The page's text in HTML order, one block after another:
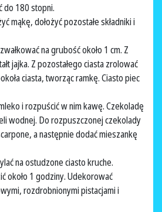
do 180 stopni.
mąkę, dołożyć pozostałe składniki i
na grubość około 1 cm. Z
jajka. Z pozostałego ciasta zrolować
ciasta, tworząc ramkę. Ciasto piec
i rozpuścić w nim kawę. Czekoladę
wodnej. Do rozpuszczonej czekolady
a następnie dodać mieszankę
na ostudzone ciasto kruche.
około 1 godziny. Udekorować
rozdrobnionymi pistacjami i